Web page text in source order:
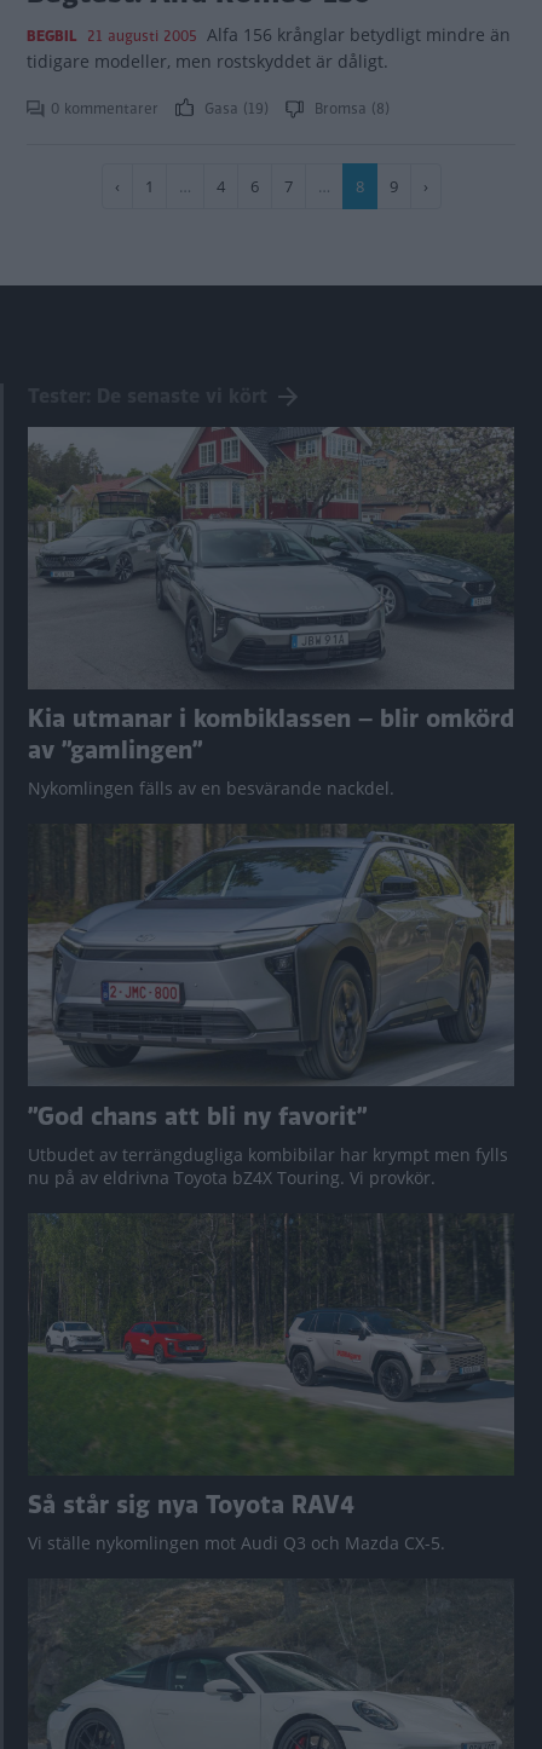
BEGBIL 21 augusti 2005 Alfa 156 krånglar betydligt mindre än
tidigare modeller, men rostskyddet är dåligt.
0 kommentarer Gasa (19) Bromsa (8)
PagineringFöregående
‹ Sida
1 … Sida
4 Sida
6 Sida
7 …
Nuvarande
8 Sida
9
Nästa
›
Kia utmanar i kombiklassen – blir omkörd
av ”gamlingen”
Nykomlingen fälls av en besvärande nackdel.
”God chans att bli ny favorit”
Utbudet av terrängdugliga kombibilar har krympt men fylls
nu på av eldrivna Toyota bZ4X Touring. Vi provkör.
Så står sig nya Toyota RAV4
Vi ställe nykomlingen mot Audi Q3 och Mazda CX-5.